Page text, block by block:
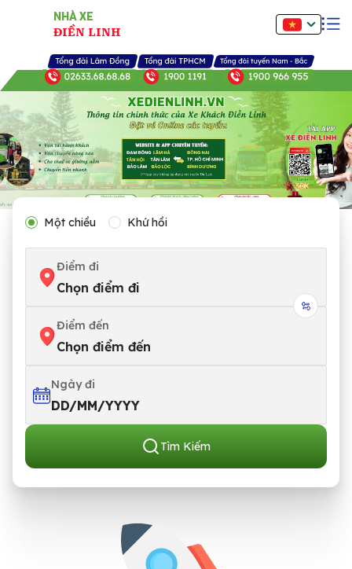
NHÀ XE
ĐIỀN LINH
Một chiều Khứ hồi
Điểm đi
Chọn điểm đi
Điểm đến
Chọn điểm đến
Ngày đi
DD/MM/YYYY
Tìm Kiếm